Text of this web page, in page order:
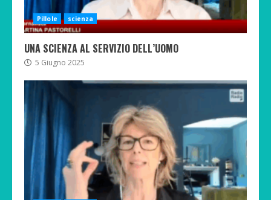
Pillole scienza
UNA SCIENZA AL SERVIZIO DELL’UOMO
5 Giugno 2025